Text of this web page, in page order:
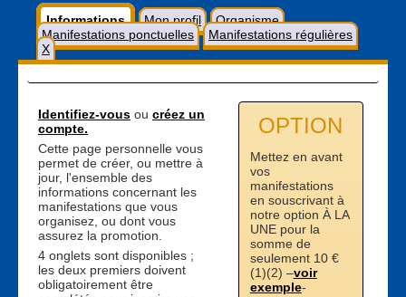
Informations Mon profil
Organisme
Manifestations ponctuelles
Manifestations régulières
X
Identifiez-vous ou créez un
compte.
Cette page personnelle vous
permet de créer, ou mettre à
jour, l'ensemble des
informations concernant les
manifestations que vous
organisez, ou dont vous
assurez la promotion.
4 onglets sont disponibles ;
les deux premiers doivent
obligatoirement être
OPTION
Mettez en avant
vos
manifestations
en souscrivant à
notre option À LA
UNE pour la
somme de
seulement 10 €
(1)(2) –voir
exemple-